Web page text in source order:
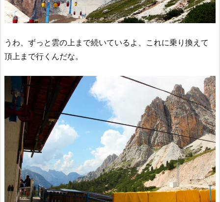
うわ、ずっと雲の上まで続いているよ、これに乗り換えて
頂上まで行くんだな。